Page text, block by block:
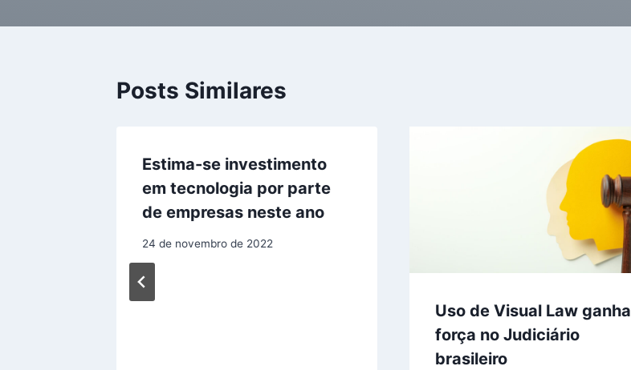
Posts Similares
Estima-se investimento
em tecnologia por parte
de empresas neste ano
24 de novembro de 2022
Uso de Visual Law ganha
força no Judiciário
brasileiro